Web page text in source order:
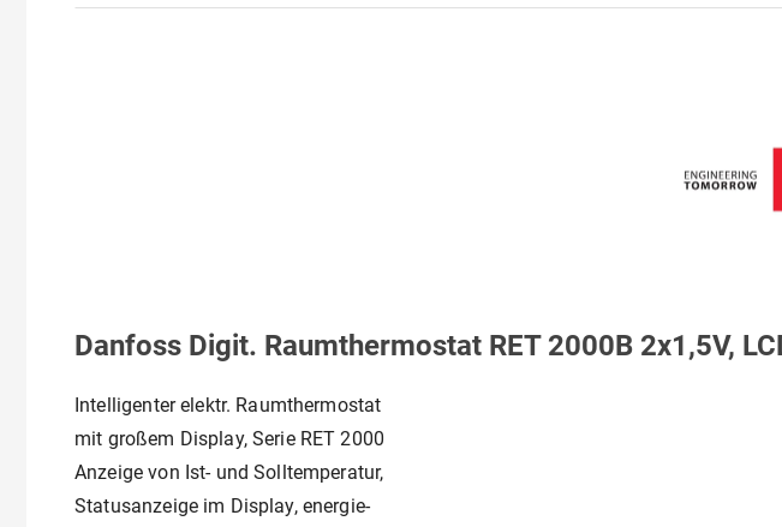
Danfoss Digit. Raumthermostat RET 2000B 2x1,5V,
Intelligenter elektr. Raumthermostat
mit großem Display, Serie RET 2000
Anzeige von Ist- und Solltemperatur,
Statusanzeige im Display, energie-